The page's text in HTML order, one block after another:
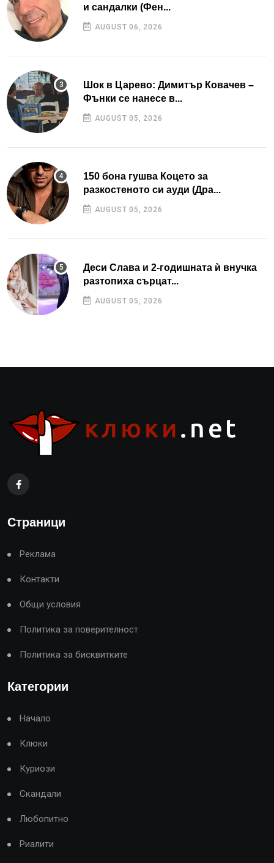
и сандалки (Фен...
AUGUST 06, 2026
Шок в Царево: Димитър Ковачев –
Фънки се нанесе в...
AUGUST 05, 2026
150 бона гушва Коцето за
разкостеното си ауди (Дра...
AUGUST 05, 2026
Деси Слава и 2-годишната ѝ внучка
разтопиха сърцат...
AUGUST 05, 2026
Страници
Реклама
Контакти
Общи условия
Политика за поверителност
Политика за бисквитките
Категории
Начало
Клюки
Куриози
Скандали
Любопитно
Риалити